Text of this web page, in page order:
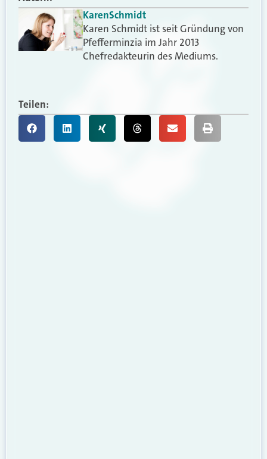
KarenSchmidt
Karen Schmidt ist seit Gründung von
Pfefferminzia im Jahr 2013
Chefredakteurin des Mediums.
Teilen: